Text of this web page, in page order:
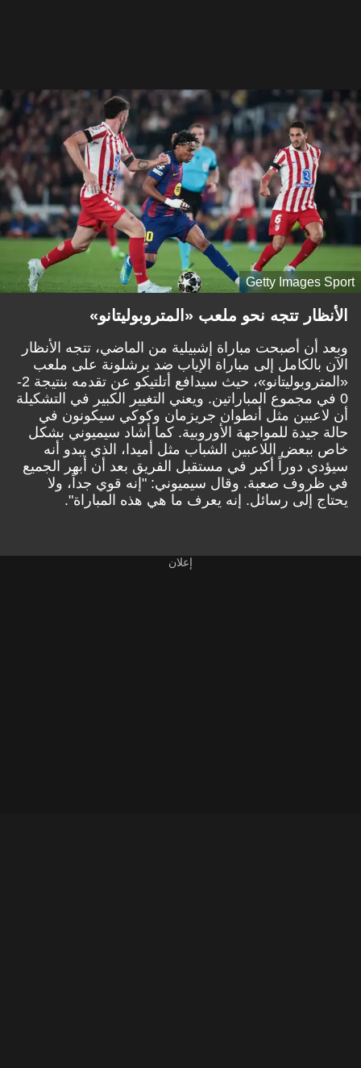
Getty Images Sport
الأنظار تتجه نحو ملعب «المتروبوليتانو»
وبعد أن أصبحت مباراة إشبيلية من الماضي، تتجه الأنظار
الآن بالكامل إلى مباراة الإياب ضد برشلونة على ملعب
«المتروبوليتانو»، حيث سيدافع أتلتيكو عن تقدمه بنتيجة 2-
0 في مجموع المباراتين. ويعني التغيير الكبير في التشكيلة
أن لاعبين مثل أنطوان جريزمان وكوكي سيكونون في
حالة جيدة للمواجهة الأوروبية. كما أشاد سيميوني بشكل
خاص ببعض اللاعبين الشباب مثل أميدا، الذي يبدو أنه
سيؤدي دوراً أكبر في مستقبل الفريق بعد أن أبهر الجميع
في ظروف صعبة. وقال سيميوني: "إنه قوي جداً، ولا
يحتاج إلى رسائل. إنه يعرف ما هي هذه المباراة".